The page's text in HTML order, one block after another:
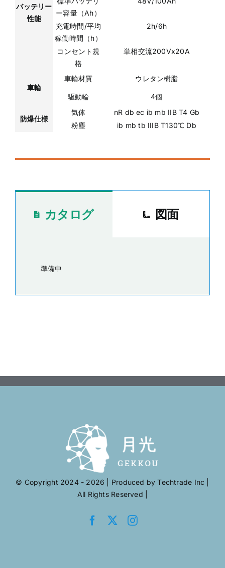
バッテリー
性能
ー容量（Ah）
充電時間/平均
稼働時間（h）
2h/6h
コンセント規
格
単相交流200Vx20A
車輪
車輪材質 ウレタン樹脂
駆動輪 4個
防爆仕様
気体
nR db ec ib mb IIB T4 Gb
粉塵
ib mb tb IIIB T130℃ Db
カタログ 図面
準備中
© Copyright 2024 - 2026 | Produced byTechtrade Inc
All Rights Reserved |